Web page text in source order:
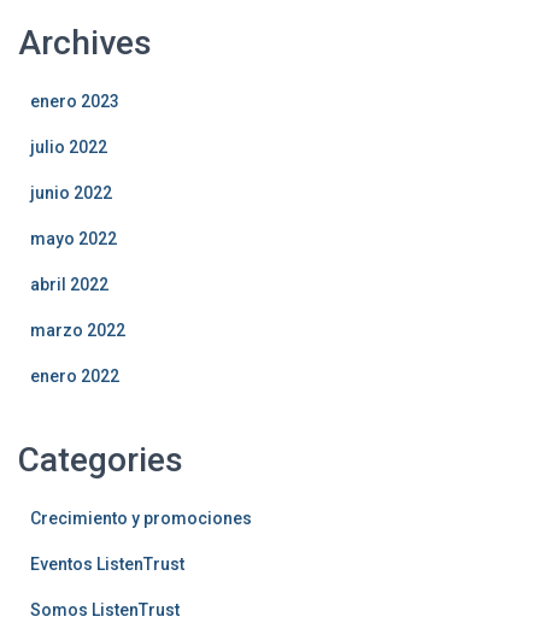
Archives
enero 2023
julio 2022
junio 2022
mayo 2022
abril 2022
marzo 2022
enero 2022
Categories
Crecimiento y promociones
Eventos ListenTrust
Somos ListenTrust